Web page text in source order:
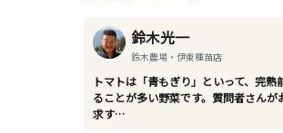
鈴木光一
鈴木農場・伊東種苗店
トマトは「青もぎり」といって、完
ることが多い野菜です。質問者さん
求す…